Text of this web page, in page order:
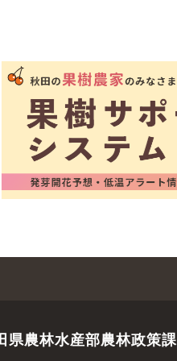
県農林水産部農林政策課